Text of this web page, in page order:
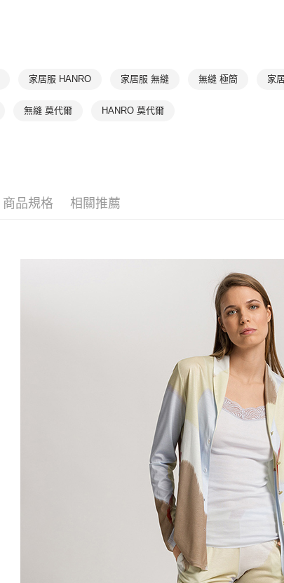
每筆
家居服 HANRO 家居服 無縫 無縫 極簡 家
無縫 莫代爾 HANRO 莫代爾
商品規格 相關推薦